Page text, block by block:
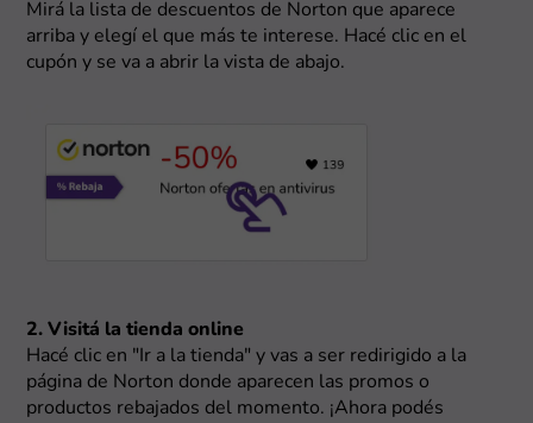
Mirá la lista de descuentos de Norton que aparece
arriba y elegí el que más te interese. Hacé clic en el
cupón y se va a abrir la vista de abajo.
2. Visitá la tienda online
Hacé clic en "Ir a la tienda" y vas a ser redirigido a la
página de Norton donde aparecen las promos o
productos rebajados del momento. ¡Ahora podés